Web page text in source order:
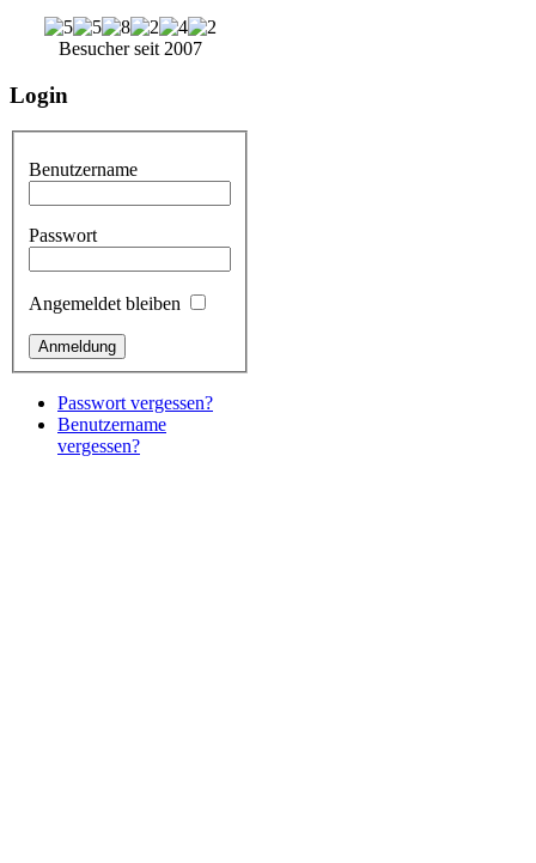
Besucher seit 2007
Login
Benutzername
Passwort
Angemeldet bleiben
Passwort vergessen?
Benutzername
vergessen?